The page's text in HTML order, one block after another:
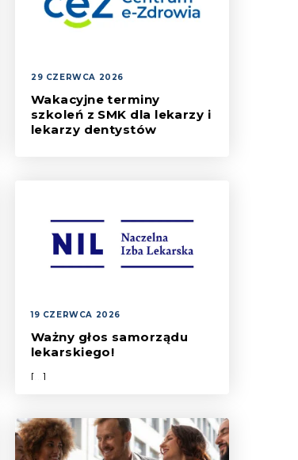
29 CZERWCA 2026
Wakacyjne terminy
szkoleń z SMK dla lekarzy i
lekarzy dentystów
szkolenia z obsługi Systemu
Monitorowania Kształcenia
19 CZERWCA 2026
Ważny głos samorządu
lekarskiego!
[...]